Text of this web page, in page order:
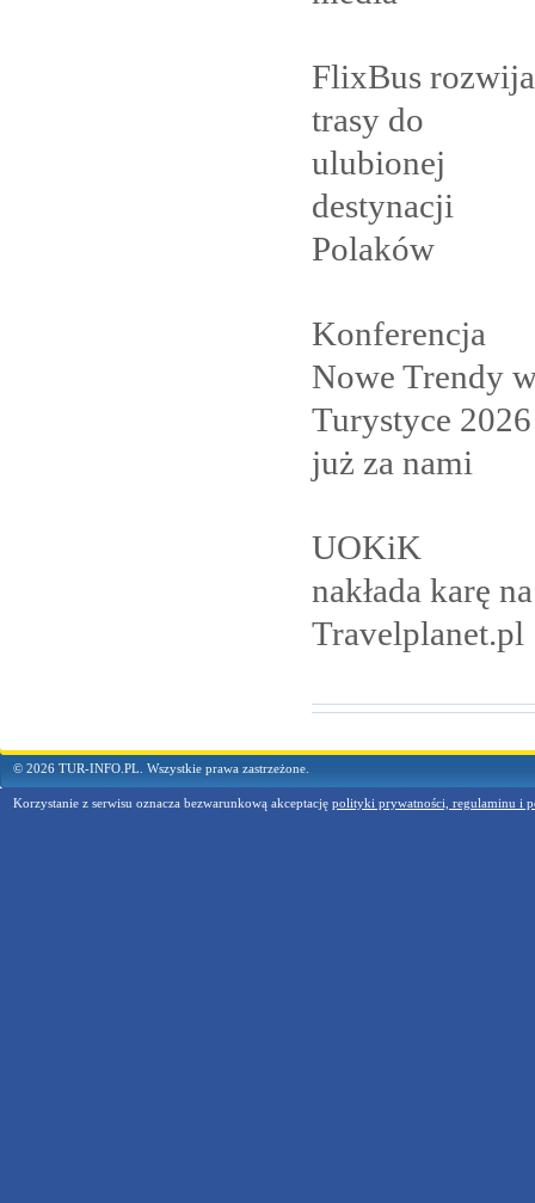
FlixBus rozwija
trasy do
ulubionej
destynacji
Polaków
Konferencja
Nowe Trendy
Turystyce 2026
już za nami
UOKiK
nakłada karę na
Travelplanet.pl
© 2026 TUR-INFO.PL. Wszystkie prawa zastrzeżone.
Korzystanie z serwisu oznacza bezwarunkową akceptację polityki prywatności, regulaminu i